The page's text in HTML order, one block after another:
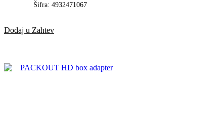
Šifra: 4932471067
Dodaj u Zahtev